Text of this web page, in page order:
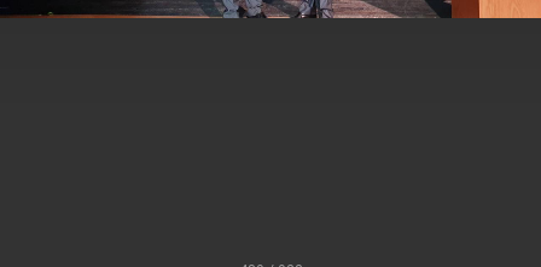
臺美簽署「對等貿易協定」確立對等關稅15%且不
疊加 我輸美2072項產品豁免對等關稅